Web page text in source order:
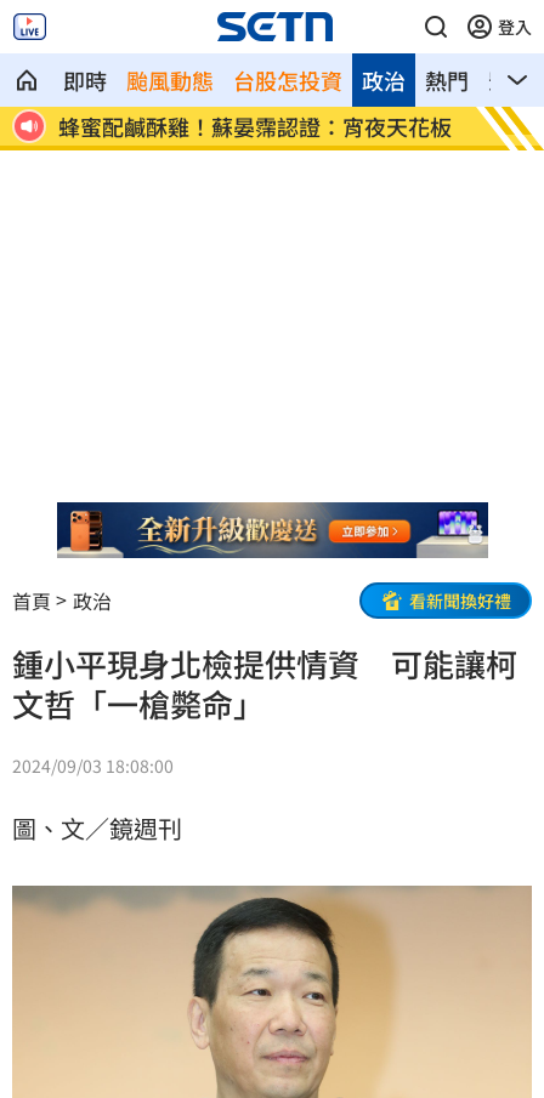
登入
即時 颱風動態 台股怎投資 熱門 影音
政治
喊
蜂蜜配鹹酥雞！蘇晏霈認證：宵夜天花板
獨／
看
首頁 政治 看新聞換好禮
鍾小平現身北檢提供情資 可能讓柯
文哲「一槍斃命」
2024/09/03 18:08:00
圖、文／鏡週刊